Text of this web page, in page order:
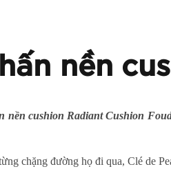
nền
nền cushion Radiant Cushion
chặng đường họ đi qua, Clé de